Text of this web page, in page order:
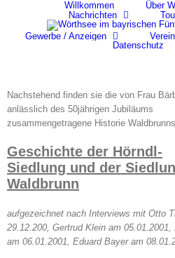
content
Willkommen
Über
Nachrichten
Gewerbe / Anzeigen
Datenschutz
Nachstehend finden sie die von Frau
anlässlich des 50jährigen Jubiläums
zusammengetragene Historie
Geschichte der Hörndl-
Siedlung und der
Waldbrunn
aufgezeichnet nach Interviews mit Otto
29.12.200, Gertrud Klein am 05.01.2001,
am 06.01.2001, Eduard Bayer am